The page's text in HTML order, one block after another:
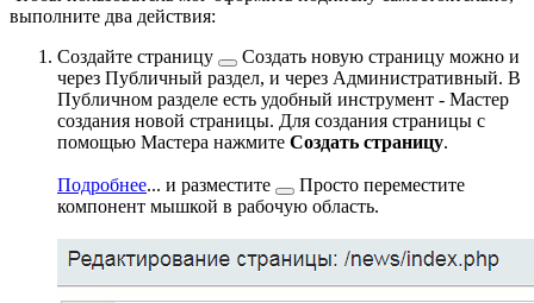
выполните два действия:
Создайте страницу
Создать новую страницу можно и
через Публичный раздел, и через Административный. В
Публичном разделе есть удобный инструмент - Мастер
создания новой страницы. Для создания страницы с
помощью Мастера нажмите Создать страницу.
Подробнее... и разместите
Просто переместите
компонент мышкой в рабочую область.